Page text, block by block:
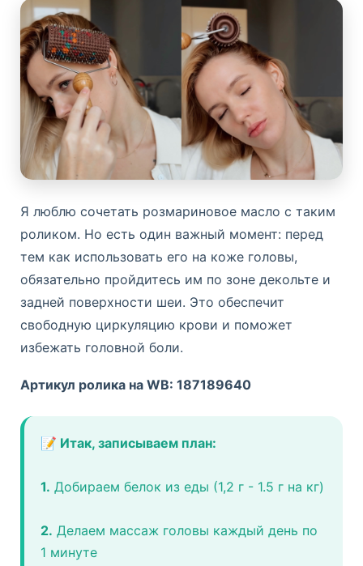
Я люблю сочетать розмариновое масло с таким
роликом. Но есть один важный момент: перед
тем как использовать его на коже головы,
обязательно пройдитесь им по зоне декольте и
задней поверхности шеи. Это обеспечит
свободную циркуляцию крови и поможет
избежать головной боли.
Артикул ролика на WB: 187189640
📝 Итак, записываем план:
1. Добираем белок из еды (1,2 г - 1.5 г на кг)
2. Делаем массаж головы каждый день по
1 минуте